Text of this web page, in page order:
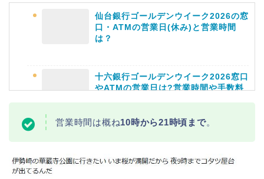
上田城桜祭り2026屋台・出店まとめ!
ライトアップはいつまで?
仙台銀行ゴールデンウイーク2026の窓
口・ATMの営業日(休み)と営業時間
は？
十六銀行ゴールデンウイーク2026窓口
やATMの営業日は?営業時間や手数料
業日や休みは?ATM手数料も調査!
営業時間は概ね10時から21時頃まで。